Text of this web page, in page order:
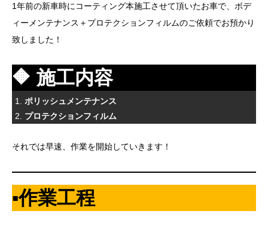
1年前の新車時にコーティング本施工させて頂いたお車で、ボデ
ィーメンテナンス＋プロテクションフィルムのご依頼でお預かり
致しました！
🔶 施工内容
ポリッシュメンテナンス
プロテクションフィルム
それでは早速、作業を開始していきます！
▪️作業工程